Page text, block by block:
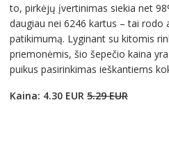
to, pirkėjų įvertinimas siekia net
daugiau nei 6246 kartus – tai rodo
patikimumą. Lyginant su kitomis
priemonėmis, šio šepečio kaina
puikus pasirinkimas ieškantiems
Kaina: 4.30 EUR 5.29 EUR